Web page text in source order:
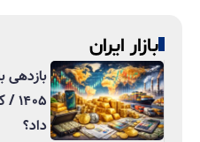
بازار ایران
بازدهی
داد؟